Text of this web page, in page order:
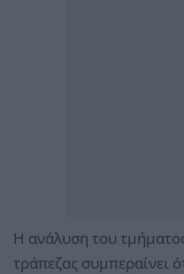
Η ανάλυση του
τράπεζας συμπεραίνει